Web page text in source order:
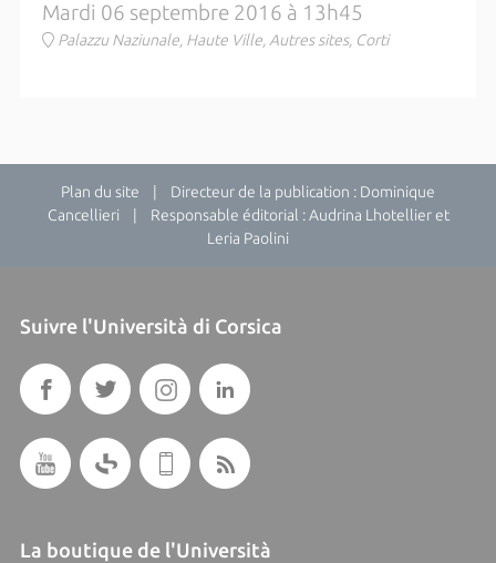
Mardi 06 septembre 2016 à 13h45
Palazzu Naziunale, Haute Ville, Autres sites, Corti
Plan du site | Directeur de la publication : Dominique
Cancellieri | Responsable éditorial : Audrina Lhotellier et
Leria Paolini
Suivre l'Università di Corsica
La boutique de l'Università